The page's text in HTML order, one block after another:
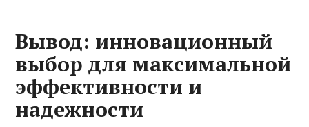
Вывод: инновационный
выбор для максимальной
эффективности и
надежности